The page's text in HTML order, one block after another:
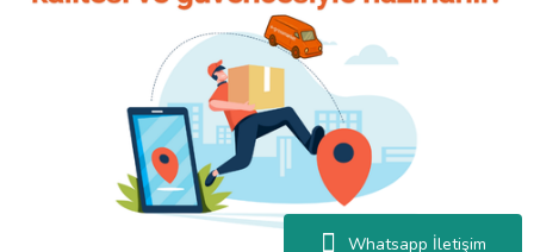
Whatsapp İletişim